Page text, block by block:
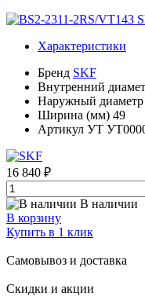
Характеристики
Бренд SKF
Внутренний
Наружный
Ширина (мм) 49
Артикул УТ
16 840 ₽
В наличии
В корзину
Купить в 1 клик
Самовывоз и доставка
Скидки и акции